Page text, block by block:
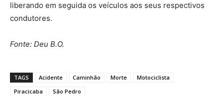
liberando em seguida os veículos aos seus respectivos
condutores.
Fonte: Deu B.O.
TAGS Acidente Caminhão Morte
Motociclista
Piracicaba
São Pedro